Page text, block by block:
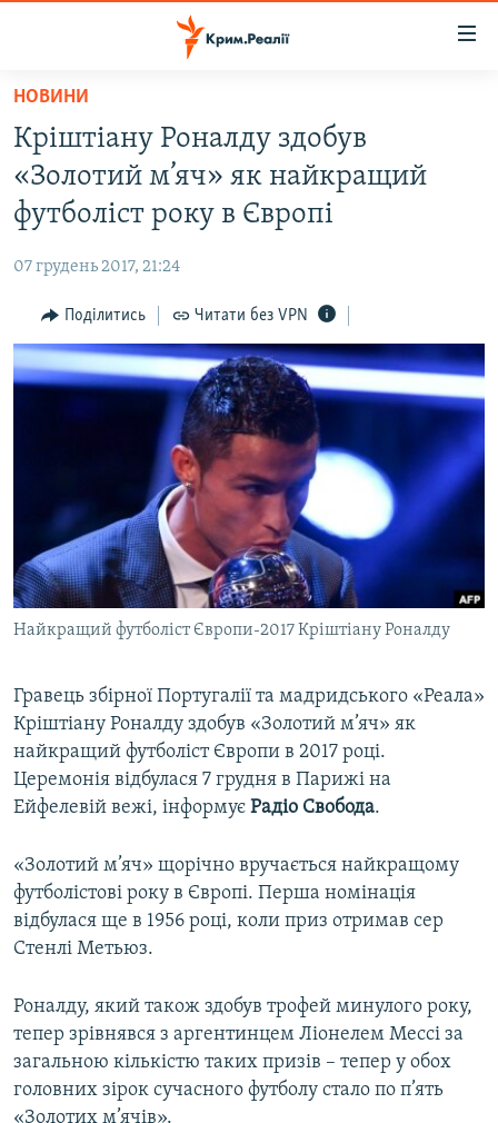
Перейти
основного
матеріалу
Перейти
до
основної
навігації
Перейти
до
пошуку
ВОДА.КРИМ
ВІДЕО ТА ФОТО
БЛОГИ
ПОГЛЯД
ІНТЕРВ'Ю
ВСЕ ЗА ДЕНЬ
ВІДЕОУРОКИ «ELIFBE»
СВІДЧЕННЯ ОКУПАЦІЇ
УКРАЇНСЬКА ПРОБЛЕМА КРИМУ
ІНФОГРАФІКА
ЯК ОБІЙТИ БЛОКУВАННЯ
Русский
Qırımtatar
ДОЛУЧАЙСЯ!
Усі сайти RFE/RL
НОВИНИ
Кріштіану Роналду здобув
«Золотий м’яч» як найкращий
футболіст року в Європі
07 грудень 2017, 21:24
Поділитись Читати без VPN
Найкращий футболіст Європи-2017 Кріштіану Роналду
Гравець збірної Португалії та мадридського «Реала»
Кріштіану Роналду здобув «Золотий м’яч» як
найкращий футболіст Європи в 2017 році.
Церемонія відбулася 7 грудня в Парижі на
Ейфелевій вежі, інформує Радіо Свобода.
«Золотий м’яч» щорічно вручається найкращому
футболістові року в Європі. Перша номінація
відбулася ще в 1956 році, коли приз отримав сер
Стенлі Метьюз.
Роналду, який також здобув трофей минулого року,
тепер зрівнявся з аргентинцем Ліонелем Мессі за
загальною кількістю таких призів – тепер у обох
головних зірок сучасного футболу стало по п’ять
«Золотих м’ячів».